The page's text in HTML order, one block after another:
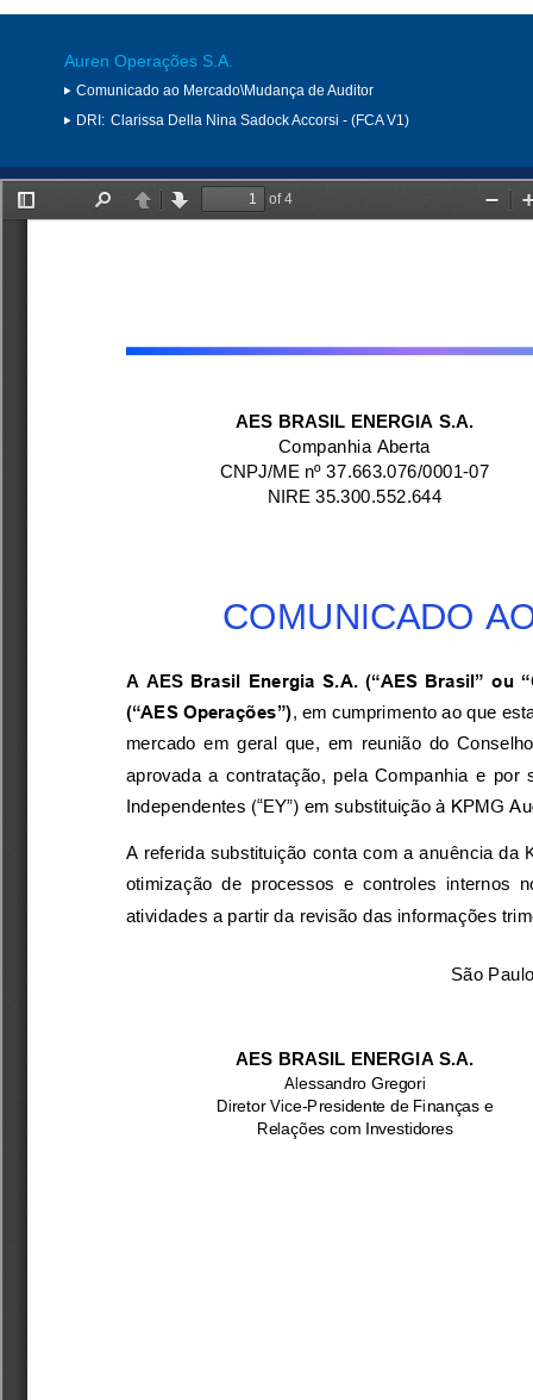
Auren Operações S.A.
Comunicado ao Mercado\Mudança de Auditor
DRI: Clarissa Della Nina Sadock Accorsi - (FCA V1)